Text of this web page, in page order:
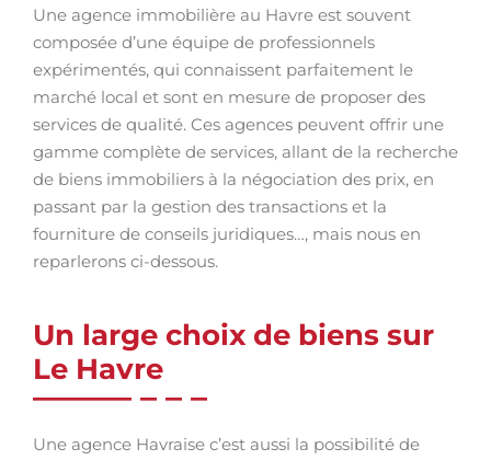
Une agence immobilière au Havre est souvent
composée d’une équipe de professionnels
expérimentés, qui connaissent parfaitement le
marché local et sont en mesure de proposer des
services de qualité. Ces agences peuvent offrir une
gamme complète de services, allant de la recherche
de biens immobiliers à la négociation des prix, en
passant par la gestion des transactions et la
fourniture de conseils juridiques…, mais nous en
reparlerons ci-dessous.
Un large choix de biens sur
Le Havre
Une agence Havraise c’est aussi la possibilité de